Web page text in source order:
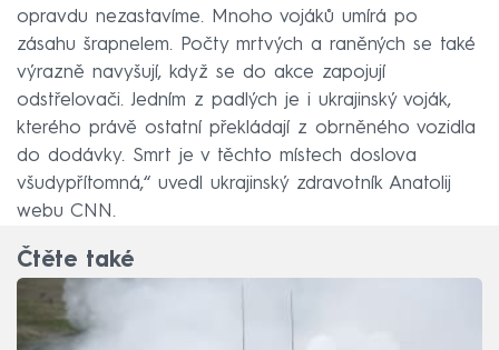
opravdu nezastavíme. Mnoho vojáků umírá po
zásahu šrapnelem. Počty mrtvých a raněných se také
výrazně navyšují, když se do akce zapojují
odstřelovači. Jedním z padlých je i ukrajinský voják,
kterého právě ostatní překládají z obrněného vozidla
do dodávky. Smrt je v těchto místech doslova
všudypřítomná,“ uvedl ukrajinský zdravotník Anatolij
webu CNN.
Čtěte také